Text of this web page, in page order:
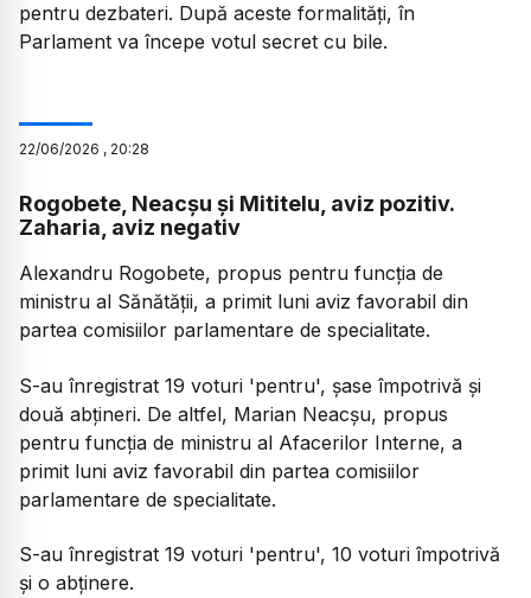
pentru dezbateri. După aceste formalități, în
Parlament va începe votul secret cu bile.
22/06/2026 , 20:28
Rogobete, Neacșu și Mititelu, aviz pozitiv.
Zaharia, aviz negativ
Alexandru Rogobete, propus pentru funcția de
ministru al Sănătății, a primit luni aviz favorabil din
partea comisiilor parlamentare de specialitate.
S-au înregistrat 19 voturi 'pentru', șase împotrivă și
două abțineri. De altfel, Marian Neacșu, propus
pentru funcția de ministru al Afacerilor Interne, a
primit luni aviz favorabil din partea comisiilor
parlamentare de specialitate.
S-au înregistrat 19 voturi 'pentru', 10 voturi împotrivă
și o abținere.